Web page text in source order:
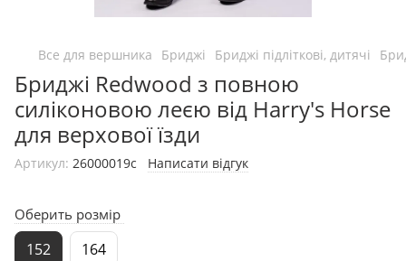
Все для вершника Бриджі Бриджі підліткові, дитячі
Бриджі Redwood з повною
силіконовою леєю від Harry's Horse
для верхової їзди
Артикул: 26000019с Написати відгук
Оберить розмір
152 164